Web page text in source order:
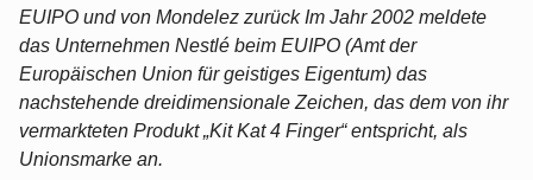
EUIPO und von Mondelez zurück Im Jahr 2002 meldete
das Unternehmen Nestlé beim EUIPO (Amt der
Europäischen Union für geistiges Eigentum) das
nachstehende dreidimensionale Zeichen, das dem von ihr
vermarkteten Produkt „Kit Kat 4 Finger“ entspricht, als
Unionsmarke an.